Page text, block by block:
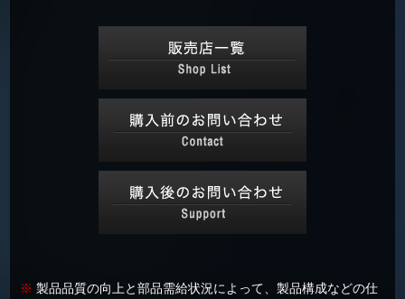
※ 製品品質の向上と部品需給状況によって、製品構成などの仕